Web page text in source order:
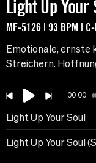
Light Up Your
MF-5126 | 93 BPM |
Emotionale, ernste
Streichern.
00:00
Light Up Your Soul
Light Up Your Soul